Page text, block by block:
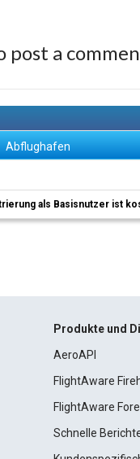
post a
Abflughafen
als Basisnutzer ist
Produkte und
AeroAPI
FlightAware
FlightAware
Schnelle